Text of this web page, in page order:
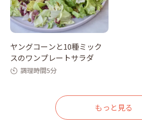
ヤングコーンと10種ミック
スのワンプレートサラダ
調理時間5分
もっと見る